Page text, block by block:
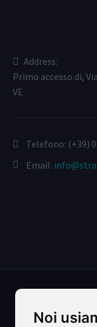
Noi
Address:
Primo accesso di,
VE
Telefono: (+39)
Email: